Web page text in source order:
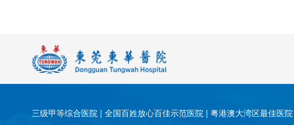
三级甲等综合医院 | 全国百姓放心百佳示范医院 | 粤港澳大湾区最佳医